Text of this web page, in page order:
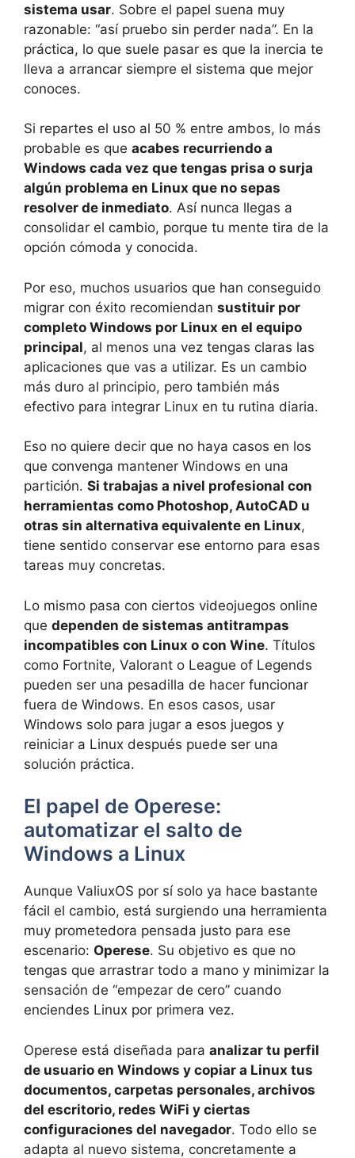
sistema usar. Sobre el papel suena muy
razonable: “así pruebo sin perder nada”. En la
práctica, lo que suele pasar es que la inercia te
lleva a arrancar siempre el sistema que mejor
conoces.
Si repartes el uso al 50 % entre ambos, lo más
probable es que acabes recurriendo a
Windows cada vez que tengas prisa o surja
algún problema en Linux que no sepas
resolver de inmediato. Así nunca llegas a
consolidar el cambio, porque tu mente tira de la
opción cómoda y conocida.
Por eso, muchos usuarios que han conseguido
migrar con éxito recomiendan sustituir por
completo Windows por Linux en el equipo
principal, al menos una vez tengas claras las
aplicaciones que vas a utilizar. Es un cambio
más duro al principio, pero también más
efectivo para integrar Linux en tu rutina diaria.
Eso no quiere decir que no haya casos en los
que convenga mantener Windows en una
partición. Si trabajas a nivel profesional con
herramientas como Photoshop, AutoCAD u
otras sin alternativa equivalente en Linux,
tiene sentido conservar ese entorno para esas
tareas muy concretas.
Lo mismo pasa con ciertos videojuegos online
que dependen de sistemas antitrampas
incompatibles con Linux o con Wine. Títulos
como Fortnite, Valorant o League of Legends
pueden ser una pesadilla de hacer funcionar
fuera de Windows. En esos casos, usar
Windows solo para jugar a esos juegos y
reiniciar a Linux después puede ser una
solución práctica.
El papel de Operese:
automatizar el salto de
Windows a Linux
Aunque ValiuxOS por sí solo ya hace bastante
fácil el cambio, está surgiendo una herramienta
muy prometedora pensada justo para ese
escenario: Operese. Su objetivo es que no
tengas que arrastrar todo a mano y minimizar la
sensación de “empezar de cero” cuando
enciendes Linux por primera vez.
Operese está diseñada para analizar tu perfil
de usuario en Windows y copiar a Linux tus
documentos, carpetas personales, archivos
del escritorio, redes WiFi y ciertas
configuraciones del navegador. Todo ello se
adapta al nuevo sistema, concretamente a